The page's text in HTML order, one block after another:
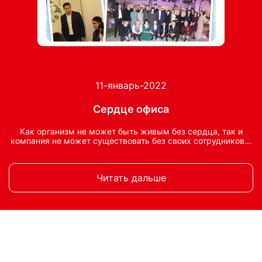
11-январь-2022
Сердце офиса
Как организм не может быть живым без сердца, так и
компания не может существовать без своих сотрудников...
Читать дальше